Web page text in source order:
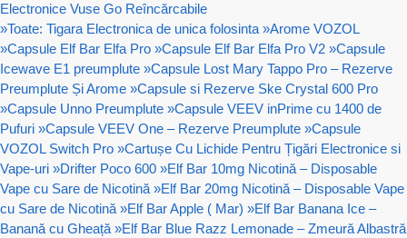
Electronice Vuse Go Reîncărcabile
»Toate: Tigara Electronica de unica folosinta »Arome VOZOL
»Capsule Elf Bar Elfa Pro »Capsule Elf Bar Elfa Pro V2 »Capsule
Icewave E1 preumplute »Capsule Lost Mary Tappo Pro – Rezerve
Preumplute Și Arome »Capsule si Rezerve Ske Crystal 600 Pro
»Capsule Unno Preumplute »Capsule VEEV inPrime cu 1400 de
Pufuri »Capsule VEEV One – Rezerve Preumplute »Capsule
VOZOL Switch Pro »Cartușe Cu Lichide Pentru Țigări Electronice si
Vape-uri »Drifter Poco 600 »Elf Bar 10mg Nicotină – Disposable
Vape cu Sare de Nicotină »Elf Bar 20mg Nicotină – Disposable Vape
cu Sare de Nicotină »Elf Bar Apple ( Mar) »Elf Bar Banana Ice –
Banană cu Gheață »Elf Bar Blue Razz Lemonade – Zmeură Albastră